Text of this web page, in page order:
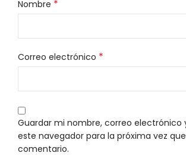
Nombre *
Correo electrónico *
Guardar mi nombre, correo electrónico
este navegador para la próxima vez
comentario.